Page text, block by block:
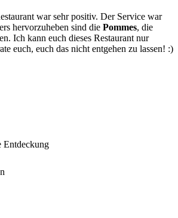
war sehr positiv. Der Service war
hervorzuheben sind die Pommes, die
Ich kann euch dieses Restaurant nur
euch, euch das nicht entgehen zu lassen! :)
Entdeckung